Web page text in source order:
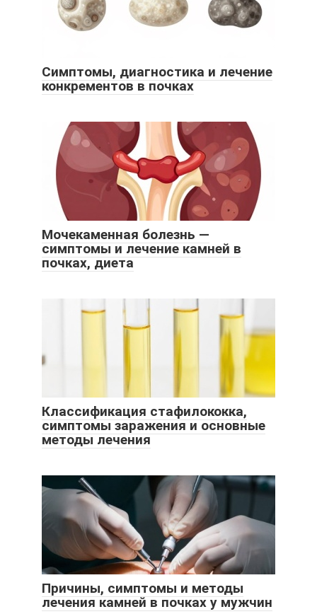
Симптомы, диагностика и лечение
конкрементов в почках
Мочекаменная болезнь —
симптомы и лечение камней в
почках, диета
Классификация стафилококка,
симптомы заражения и основные
методы лечения
Причины, симптомы и методы
лечения камней в почках у мужчин